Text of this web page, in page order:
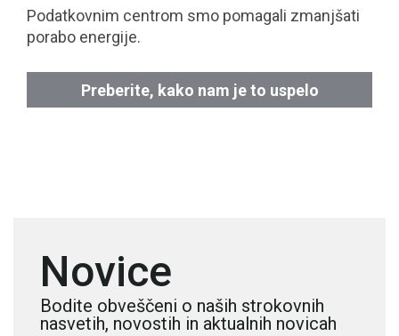
Podatkovnim centrom smo pomagali zmanjšati
porabo energije.
Preberite, kako nam je to uspelo
Novice
Bodite obveščeni o naših strokovnih
nasvetih, novostih in aktualnih novicah